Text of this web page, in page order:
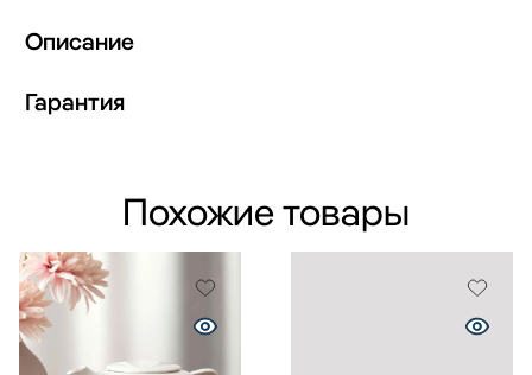
Описание
Гарантия
Похожие товары